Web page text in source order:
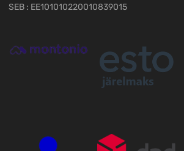
SEB : EE101010220010839015